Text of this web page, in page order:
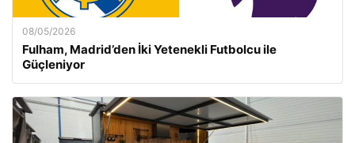
08/05/2026
Fulham, Madrid’den İki Yetenekli Futbolcu ile
Güçleniyor